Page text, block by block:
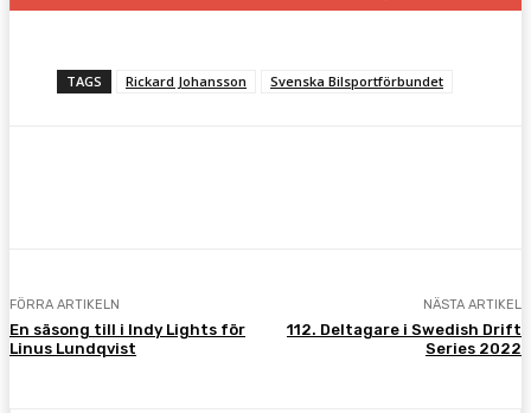
TAGS Rickard Johansson Svenska Bilsportförbundet
FÖRRA ARTIKELN
En säsong till i Indy Lights för
Linus Lundqvist
NÄSTA ARTIKEL
112. Deltagare i Swedish Drift
Series 2022